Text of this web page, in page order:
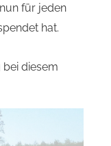
für jeden
hat.
diesem